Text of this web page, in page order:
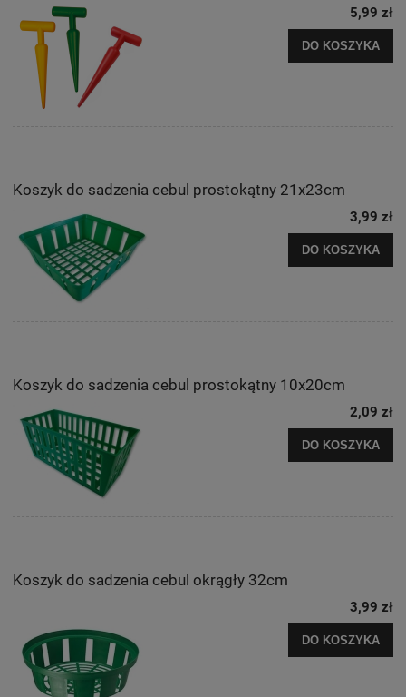
5,99 zł
DO KOSZYKA
Koszyk do sadzenia cebul prostokątny 21x23cm
3,99 zł
DO KOSZYKA
Koszyk do sadzenia cebul prostokątny 10x20cm
2,09 zł
DO KOSZYKA
Koszyk do sadzenia cebul okrągły 32cm
3,99 zł
DO KOSZYKA